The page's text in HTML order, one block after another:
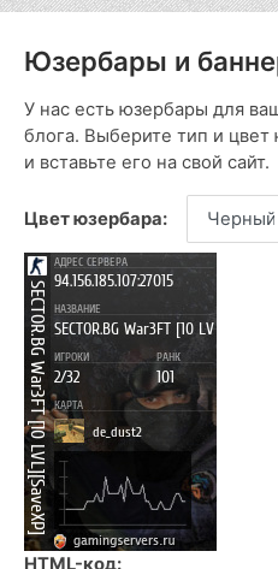
Юзербары и
У нас есть юзербары для
блога. Выберите тип и цвет
и вставьте его на свой сайт.
Цвет юзербара:
HTML-код: